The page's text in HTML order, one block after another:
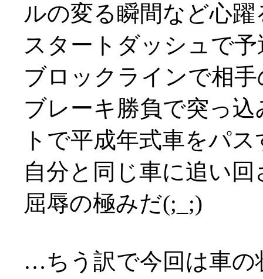
ルの変る瞬間など心躍
スタートダッシュで
ブロックラインで相
ブレーキ勝負で突っ
トで平成年式車をパ
自分と同じ車に追い
屈辱の極みだ(;_;)
…ちう訳で今回は車の